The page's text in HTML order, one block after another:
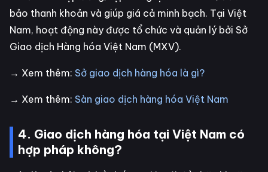
bảo thanh khoản và giúp giá cả minh bạch. Tại Việt
Nam, hoạt động này được tổ chức và quản lý bởi Sở
Giao dịch Hàng hóa Việt Nam (MXV).
→ Xem thêm: Sở giao dịch hàng hóa là gì?
→ Xem thêm: Sàn giao dịch hàng hóa Việt Nam
4. Giao dịch hàng hóa tại Việt Nam có
hợp pháp không?